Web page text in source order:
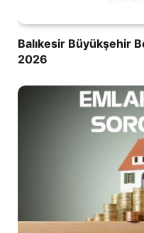
Balıkesir Büyükşehir
2026